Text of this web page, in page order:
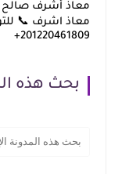
معاذ أشرف صالح
201220461809+
بحث هذه